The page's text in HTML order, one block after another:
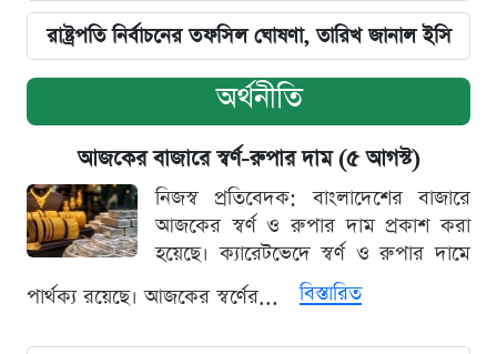
রাষ্ট্রপতি নির্বাচনের তফসিল ঘোষণা, তারিখ জানাল ইসি
অর্থনীতি
আজকের বাজারে স্বর্ণ-রুপার দাম (৫ আগস্ট)
নিজস্ব প্রতিবেদক: বাংলাদেশের বাজারে
আজকের স্বর্ণ ও রুপার দাম প্রকাশ করা
হয়েছে। ক্যারেটভেদে স্বর্ণ ও রুপার দামে
পার্থক্য রয়েছে। আজকের স্বর্ণের...
বিস্তারিত